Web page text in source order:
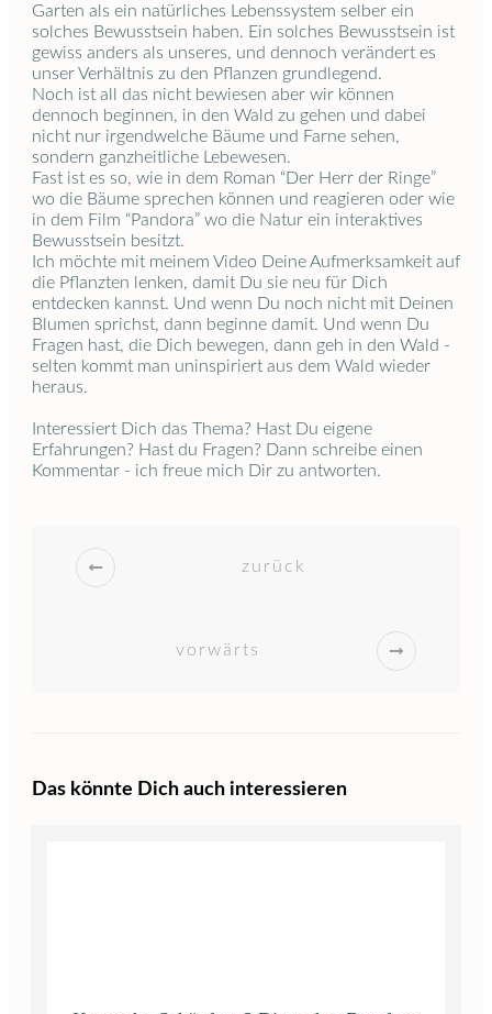
Garten als ein natürliches Lebenssystem selber ein
solches Bewusstsein haben. Ein solches Bewusstsein ist
gewiss anders als unseres, und dennoch verändert es
unser Verhältnis zu den Pflanzen grundlegend.
Noch ist all das nicht bewiesen aber wir können
dennoch beginnen, in den Wald zu gehen und dabei
nicht nur irgendwelche Bäume und Farne sehen,
sondern ganzheitliche Lebewesen.
Fast ist es so, wie in dem Roman “Der Herr der Ringe”
wo die Bäume sprechen können und reagieren oder wie
in dem Film “Pandora” wo die Natur ein interaktives
Bewusstsein besitzt.
Ich möchte mit meinem Video Deine Aufmerksamkeit auf
die Pflanzten lenken, damit Du sie neu für Dich
entdecken kannst. Und wenn Du noch nicht mit Deinen
Blumen sprichst, dann beginne damit. Und wenn Du
Fragen hast, die Dich bewegen, dann geh in den Wald -
selten kommt man uninspiriert aus dem Wald wieder
heraus.
Interessiert Dich das Thema? Hast Du eigene
Erfahrungen? Hast du Fragen? Dann schreibe einen
Kommentar - ich freue mich Dir zu antworten.
zurück
vorwärts
Das könnte Dich auch interessieren